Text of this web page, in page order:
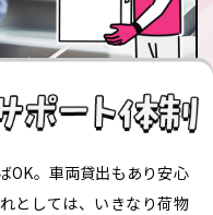
OK。車両貸出もあり安心
としては、いきなり荷物